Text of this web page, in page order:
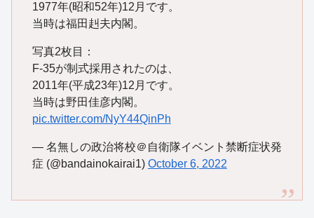
1977年(昭和52年)12月です。
当時は福田赳夫内閣。
写真2枚目：
F-35が制式採用されたのは、
2011年(平成23年)12月です。
当時は野田佳彦内閣。
pic.twitter.com/NyY44QinPh
— 名無しの政治将校＠自衛隊イベント禁断症状発
症 (@bandainokairai1) October 6, 2022